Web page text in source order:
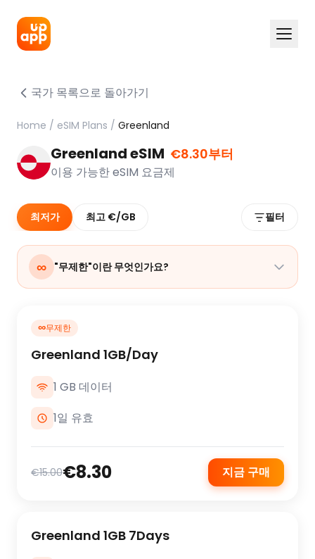
국가 목록으로 돌아가기
Home / eSIM Plans / Greenland
Greenland eSIM €8.30부터
이용 가능한 eSIM 요금제
최저가 최고 €/GB 필터
∞ "무제한"이란 무엇인가요?
∞무제한
Greenland 1GB/Day
1 GB 데이터
1일 유효
€15.00€8.30 지금 구매
Greenland 1GB 7Days